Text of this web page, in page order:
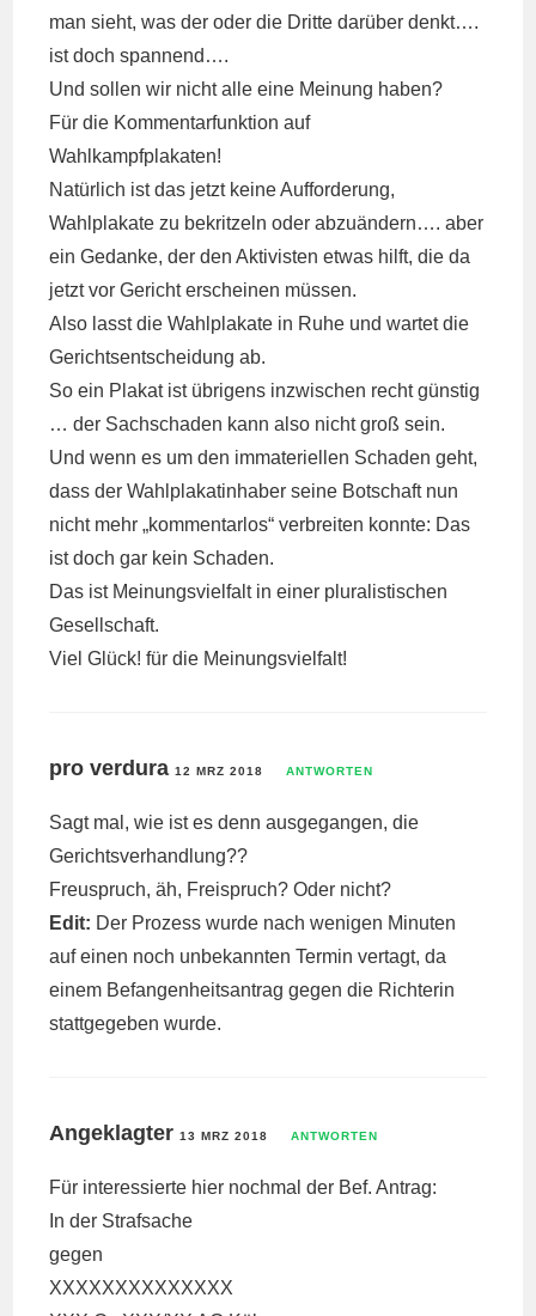
man sieht, was der oder die Dritte darüber denkt….
ist doch spannend….
Und sollen wir nicht alle eine Meinung haben?
Für die Kommentarfunktion auf
Wahlkampfplakaten!
Natürlich ist das jetzt keine Aufforderung,
Wahlplakate zu bekritzeln oder abzuändern…. aber
ein Gedanke, der den Aktivisten etwas hilft, die da
jetzt vor Gericht erscheinen müssen.
Also lasst die Wahlplakate in Ruhe und wartet die
Gerichtsentscheidung ab.
So ein Plakat ist übrigens inzwischen recht günstig
… der Sachschaden kann also nicht groß sein.
Und wenn es um den immateriellen Schaden geht,
dass der Wahlplakatinhaber seine Botschaft nun
nicht mehr „kommentarlos“ verbreiten konnte: Das
ist doch gar kein Schaden.
Das ist Meinungsvielfalt in einer pluralistischen
Gesellschaft.
Viel Glück! für die Meinungsvielfalt!
pro verdura 12 MRZ 2018 ANTWORTEN
Sagt mal, wie ist es denn ausgegangen, die
Gerichtsverhandlung??
Freuspruch, äh, Freispruch? Oder nicht?
Edit: Der Prozess wurde nach wenigen Minuten
auf einen noch unbekannten Termin vertagt, da
einem Befangenheitsantrag gegen die Richterin
stattgegeben wurde.
Angeklagter13 MRZ 2018 ANTWORTEN
Für interessierte hier nochmal der Bef. Antrag:
In der Strafsache
gegen
XXXXXXXXXXXXXX